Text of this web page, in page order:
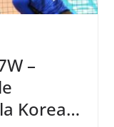
–
Korea